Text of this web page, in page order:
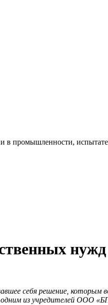
в промышленности,
нужд
себя решение, которым
с одним из учредителей ООО